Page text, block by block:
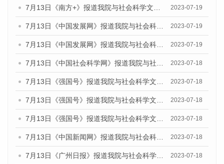
7月13日《南方+》报道我院与社会科学文献出版社联合发布了《广州蓝皮书：广州城乡融合发展报告（2023）》的媒体文章 2023-07-19
7月13日《中国发展网》报道我院与社会科学文献出版社联合发布了《广州蓝皮书：广州城乡融合发展报告（2023）》的媒体文章 2023-07-19
7月13日《中国发展网》报道我院与社会科学文献出版社联合发布了《广州蓝皮书：广州城乡融合发展报告（2023）》的媒体文章 2023-07-19
7月13日《中国社会科学网》报道我院与社会科学文献出版社联合发布了《广州蓝皮书：广州城乡融合发展报告（2023）》的媒体文章 2023-07-18
7月13日《强国号》报道我院与社会科学文献出版社联合发布了《广州蓝皮书：广州城乡融合发展报告（2023）》的媒体文章 2023-07-18
7月13日《强国号》报道我院与社会科学文献出版社联合发布了《广州蓝皮书：广州城乡融合发展报告（2023）》的媒体文章 2023-07-18
7月13日《强国号》报道我院与社会科学文献出版社联合发布了《广州蓝皮书：广州城乡融合发展报告（2023）》的媒体文章 2023-07-18
7月13日《中国新闻网》报道我院与社会科学文献出版社联合发布了《广州蓝皮书：广州经济发展报告（2023）》的媒体文章 2023-07-18
7月13日《广州日报》报道我院与社会科学文献出版社联合发布了《广州蓝皮书：广州经济发展报告（2023）》的媒体文章 2023-07-18